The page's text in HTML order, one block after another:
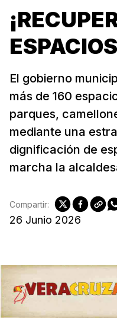
El gobierno
más de 160
parques,
mediante una
dignificación de
marcha la
26 Junio 2026
Compartir: